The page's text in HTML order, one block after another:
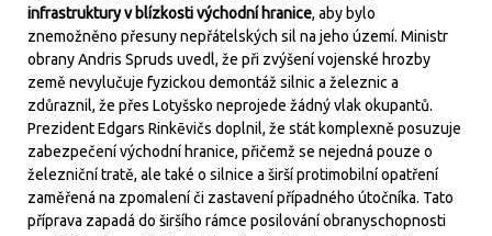
infrastruktury v blízkosti východní hranice, aby bylo
znemožněno přesuny nepřátelských sil na jeho území. Ministr
obrany Andris Spruds uvedl, že při zvýšení vojenské hrozby
země nevylučuje fyzickou demontáž silnic a železnic a
zdůraznil, že přes Lotyšsko neprojede žádný vlak okupantů.
Prezident Edgars Rinkēvičs doplnil, že stát komplexně posuzuje
zabezpečení východní hranice, přičemž se nejedná pouze o
železniční tratě, ale také o silnice a širší protimobilní opatření
zaměřená na zpomalení či zastavení případného útočníka. Tato
příprava zapadá do širšího rámce posilování obranyschopnosti